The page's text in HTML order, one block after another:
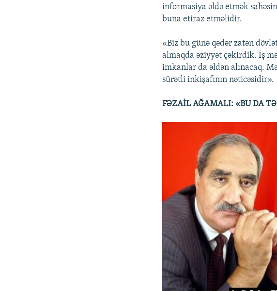
informasiya əldə etmək
buna etiraz etməlidir.
«Biz bu günə qədər zatən
almaqda əziyyət çəkirdik. İş
imkanlar da əldən alınacaq.
sürətli inkişafının nəticəsidir».
FƏZAİL AĞAMALI: «BU DA